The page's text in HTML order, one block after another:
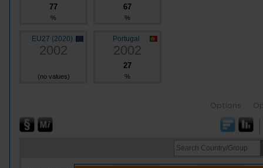
77
%
67
%
EU27 (2020)
2002
(no values)
Portugal
2002
27
%
Options